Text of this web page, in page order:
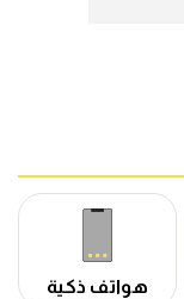
هواتف ذكية